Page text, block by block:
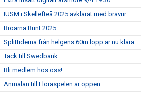
IUSM i Skellefteå 2025 avklarat med bravur
Broarna Runt 2025
Splittiderna från helgens 60m lopp är nu klara
Tack till Swedbank
Bli medlem hos oss!
Anmälan till Floraspelen är öppen